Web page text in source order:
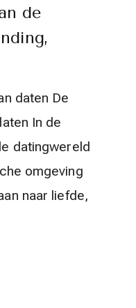
de
daten De
In de
datingwereld
omgeving
naar liefde,